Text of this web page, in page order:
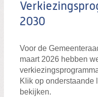
2030
Voor de
maart 2026 hebben
Klik op onderstaande
bekijken.